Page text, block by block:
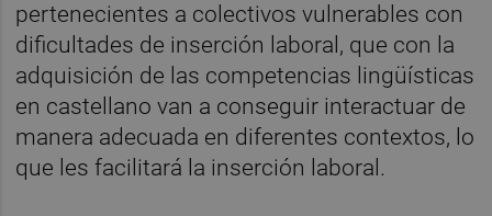
pertenecientes a colectivos vulnerables con
dificultades de inserción laboral, que con la
adquisición de las competencias lingüísticas
en castellano van a conseguir interactuar de
manera adecuada en diferentes contextos, lo
que les facilitará la inserción laboral.